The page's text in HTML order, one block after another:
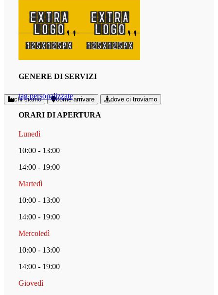
chi siamo come arrivare dove ci troviamo
GENERE DI SERVIZI
tag personalizzate
ORARI DI APERTURA
Lunedì
10:00 - 13:00
14:00 - 19:00
Martedì
10:00 - 13:00
14:00 - 19:00
Mercoledì
10:00 - 13:00
14:00 - 19:00
Giovedì